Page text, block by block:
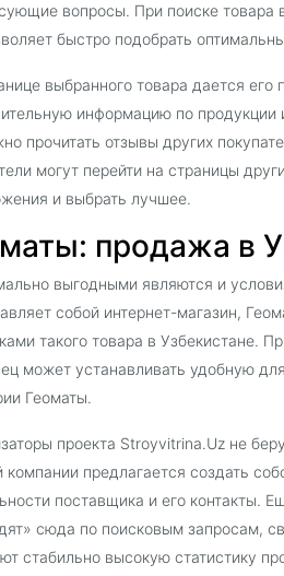
вопросы. При поиске товара
быстро подобрать
выбранного товара дается
информацию по продукции
прочитать отзывы других
могут перейти на страницы
и выбрать лучшее.
продажа в
выгодными являются и
собой интернет-магазин,
такого товара в Узбекистане.
может устанавливать удобную
Геоматы.
проекта Stroyvitrina.Uz не
компании предлагается создать
поставщика и его контакты.
сюда по поисковым запросам,
стабильно высокую статистику